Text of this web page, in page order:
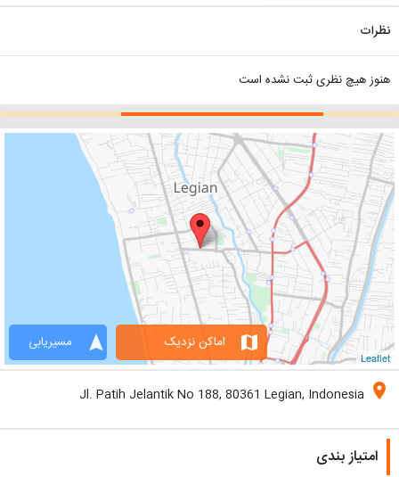
نظرات
هنوز هیچ نظری ثبت نشده است
Leaflet
navigation مسیریابی map اماکن نزدیک
location_on
Jl. Patih Jelantik No 188, 80361 Legian, Indonesia
امتیاز بندی